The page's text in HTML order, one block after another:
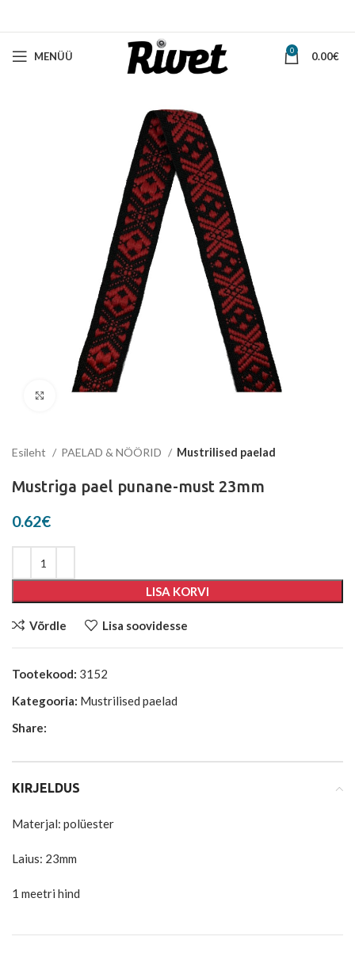
MENÜÜ 0 0.00€
Suurenda
Esileht PAELAD & NÖÖRID Mustrilised paelad
Mustriga pael punane-must 23mm
0.62€
LISA KORVI
Võrdle Lisa soovidesse
Tootekood: 3152
Kategooria: Mustrilised paelad
Share:
KIRJELDUS
Materjal: polüester
Laius: 23mm
1 meetri hind